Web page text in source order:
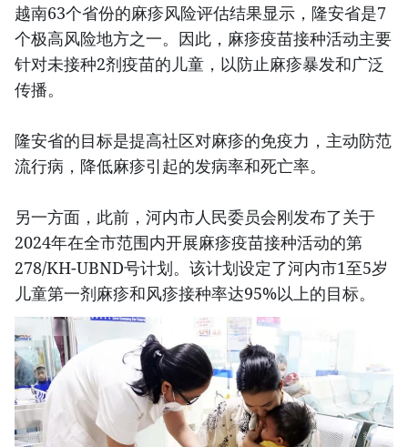
越南63个省份的麻疹风险评估结果显示，隆安省是7
个极高风险地方之一。因此，麻疹疫苗接种活动主要
针对未接种2剂疫苗的儿童，以防止麻疹暴发和广泛
传播。
隆安省的目标是提高社区对麻疹的免疫力，主动防范
流行病，降低麻疹引起的发病率和死亡率。
另一方面，此前，河内市人民委员会刚发布了关于
2024年在全市范围内开展麻疹疫苗接种活动的第
278/KH-UBND号计划。该计划设定了河内市1至5岁
儿童第一剂麻疹和风疹接种率达95%以上的目标。